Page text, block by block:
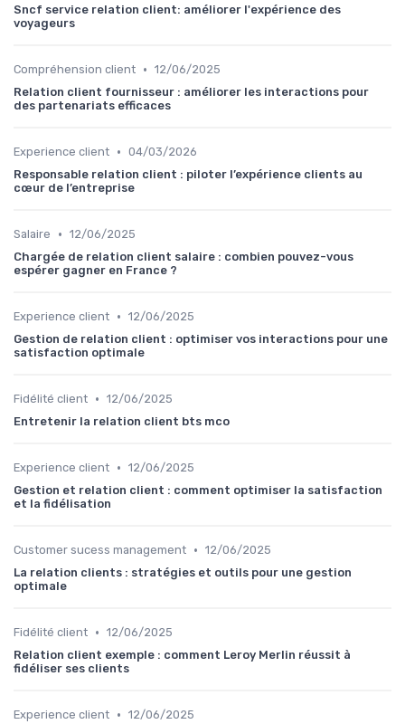
Sncf service relation client: améliorer l'expérience des
voyageurs
Compréhension client • 12/06/2025
Relation client fournisseur : améliorer les interactions pour
des partenariats efficaces
Experience client • 04/03/2026
Responsable relation client : piloter l’expérience clients au
cœur de l’entreprise
Salaire • 12/06/2025
Chargée de relation client salaire : combien pouvez-vous
espérer gagner en France ?
Experience client • 12/06/2025
Gestion de relation client : optimiser vos interactions pour une
satisfaction optimale
Fidélité client • 12/06/2025
Entretenir la relation client bts mco
Experience client • 12/06/2025
Gestion et relation client : comment optimiser la satisfaction
et la fidélisation
Customer sucess management • 12/06/2025
La relation clients : stratégies et outils pour une gestion
optimale
Fidélité client • 12/06/2025
Relation client exemple : comment Leroy Merlin réussit à
fidéliser ses clients
Experience client • 12/06/2025